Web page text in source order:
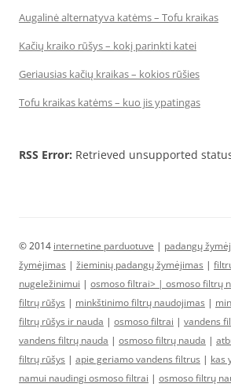
Augalinė alternatyva katėms – Tofu kraikas
Kačių kraiko rūšys – kokį parinkti katei
Geriausias kačių kraikas – kokios rūšies
Tofu kraikas katėms – kuo jis ypatingas
RSS Error: Retrieved unsupported
© 2014 internetine parduotuve | padangų
žymėjimas | žieminių padangų žymėjimas |
nugeležinimui | osmoso filtrai> | osmoso filtrų
filtrų rūšys | minkštinimo filtrų naudojimas |
filtrų rūšys ir nauda | osmoso filtrai | vandens
vandens filtrų nauda | osmoso filtrų nauda |
filtrų rūšys | apie geriamo vandens filtrus | kas
namui naudingi osmoso filtrai | osmoso filtrų